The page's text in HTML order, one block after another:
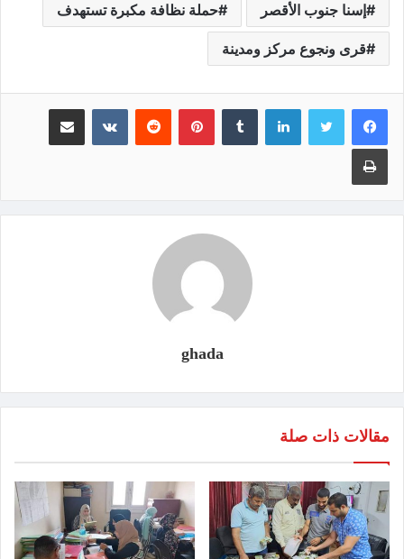
إسنا جنوب الأقصر حملة نظافة مكبرة تستهدف
قرى ونجوع مركز ومدينة
لينكدإن بينتيريست
ghada
مقالات ذات صلة